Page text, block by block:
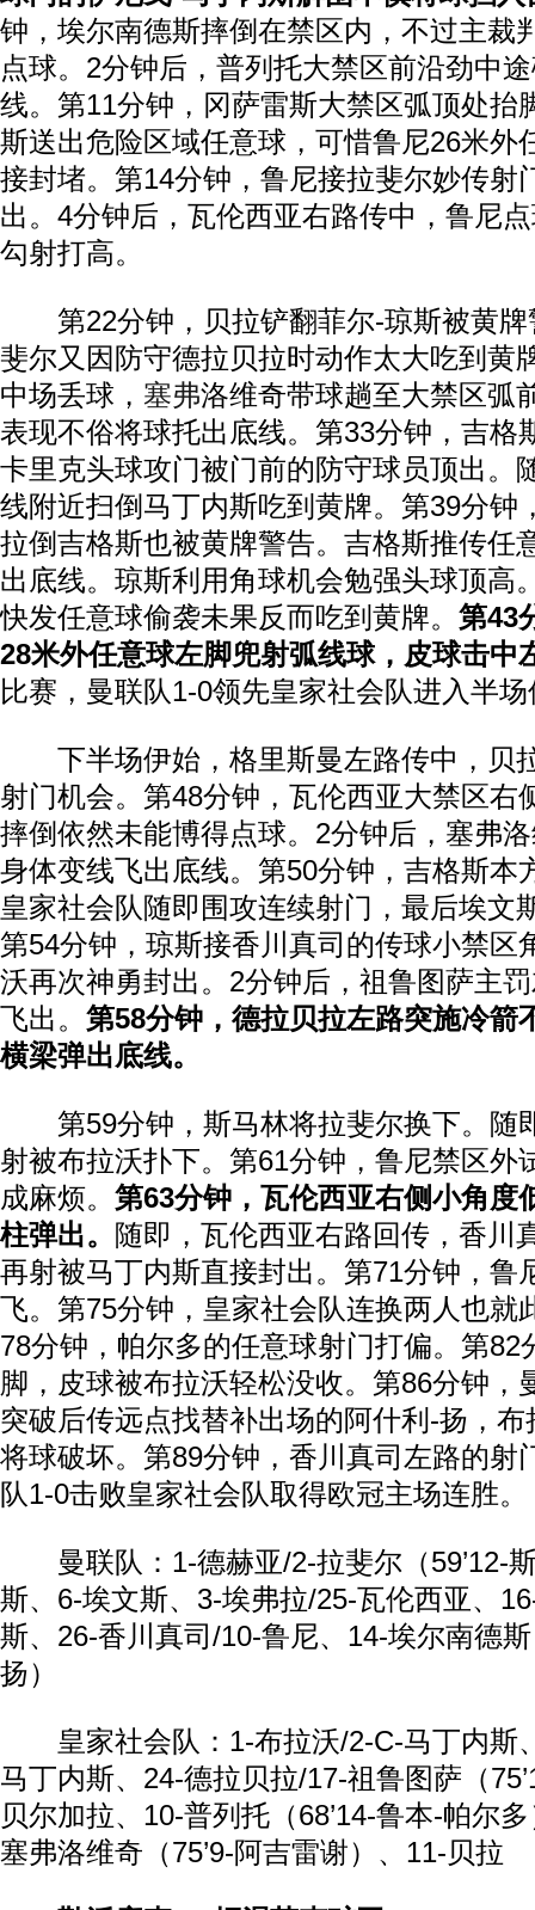
钟，埃尔南德斯摔倒在禁区内，不过主裁
点球。2分钟后，普列托大禁区前沿劲中
线。第11分钟，冈萨雷斯大禁区弧顶处抬
斯送出危险区域任意球，可惜鲁尼26米外
接封堵。第14分钟，鲁尼接拉斐尔妙传射
出。4分钟后，瓦伦西亚右路传中，鲁尼
勾射打高。
第22分钟，贝拉铲翻菲尔-琼斯被黄牌
斐尔又因防守德拉贝拉时动作太大吃到黄
中场丢球， 塞弗洛维奇带球趟至大禁区弧
表现不俗将球托出底线。第33分钟，吉格
卡里克头球攻门被门前的防守球员顶出。
线附近扫倒马丁内斯吃到黄牌。第39分钟
拉倒吉格斯也被黄牌警告。吉格斯推传任
出底线。琼斯利用角球机会勉强头球顶高
快发任意球偷袭未果反而吃到黄牌。 第43
28米外任意球左脚兜射弧线球，皮球击中
比赛，曼联队1-0领先皇家社会队进入半
下半场伊始，格里斯曼左路传中，贝
射门机会。第48分钟，瓦伦西亚大禁区右
摔倒依然未能博得点球。2分钟后，塞弗
身体变线飞出底线。第50分钟，吉格斯本
皇家社会队随即围攻连续射门，最后埃文
第54分钟，琼斯接香川真司的传球小禁区
沃再次神勇封出。2分钟后，祖鲁图萨主
飞出。 第58分钟，德拉贝拉左路突施冷箭
横梁弹出底线。
第59分钟，斯马林将拉斐尔换下。随
射被布拉沃扑下。第61分钟，鲁尼禁区外
成麻烦。 第63分钟，瓦伦西亚右侧小角度
柱弹出。 随即，瓦伦西亚右路回传，香川
再射被马丁内斯直接封出。第71分钟，鲁
飞。第75分钟，皇家社会队连换两人也就
78分钟，帕尔多的任意球射门打偏。第82
脚，皮球被布拉沃轻松没收。第86分钟，
突破后传远点找替补出场的阿什利-扬，
将球破坏。第89分钟，香川真司左路的射
队1-0击败皇家社会队取得欧冠主场连胜。
曼联队：1-德赫亚/2-拉斐尔（59’12-
斯、6-埃文斯、3-埃弗拉/25-瓦伦西亚、
斯、26-香川真司/10-鲁尼、14-埃尔南德斯
扬）
皇家社会队：1-布拉沃/2-C-马丁内斯
马丁内斯、24-德拉贝拉/17-祖鲁图萨（
贝尔加拉、10-普列托（68’14-鲁本-帕尔
塞弗洛维奇（75’9-阿吉雷谢）、11-贝拉